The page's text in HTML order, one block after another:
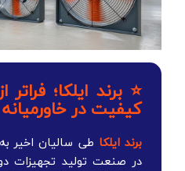
⭐ برند ایلکا؛
کیفیت در خاورمیانه
برند ایلکا طی سالیان اخیر
در صنعت تولید تجهیزات